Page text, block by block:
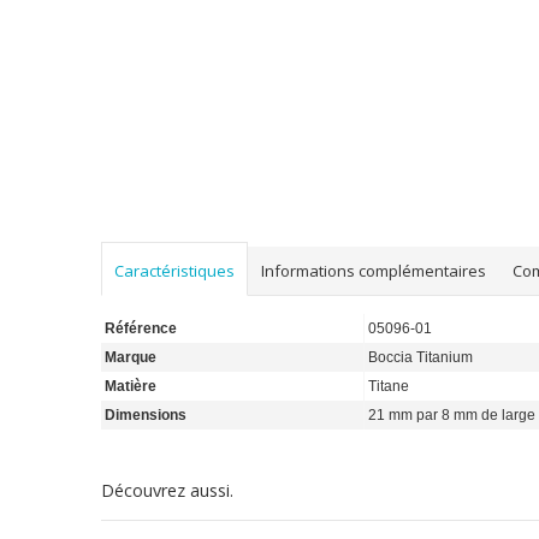
Caractéristiques Informations complémentaires
Référence
05096-01
Marque
Boccia Titanium
Matière
Titane
Dimensions
21 mm par 8 mm de large
Découvrez aussi.